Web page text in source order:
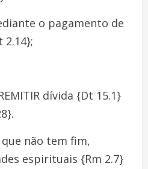
o pagamento de
2.14};
dívida {Dt 15.1}
que não tem fim,
espirituais {Rm 2.7}